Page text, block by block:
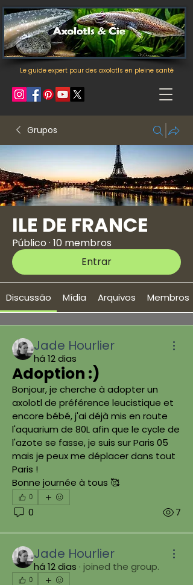
Le guide expert pour des axolotls en pleine santé
Grupos
ILE DE FRANCE
Público · 10 membros
Entrar
Discussão Mídia Arquivos Membros
Jade Hourlier
há 12 dias
Adoption :)
Bonjour, je cherche à adopter un
axolotl de préférence leucistique et
encore bébé, j'ai déjà mis en route
l'aquarium de 80L afin que le cycle de
l'azote se fasse, je suis sur Paris 05
mais je peux me déplacer dans tout
Paris !
Bonne journée à tous 🥰
0
0 7
Jade Hourlier
há 12 dias · joined the group.
0